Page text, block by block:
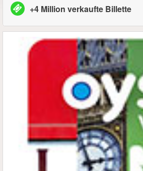
+4 Million verkaufte Billette